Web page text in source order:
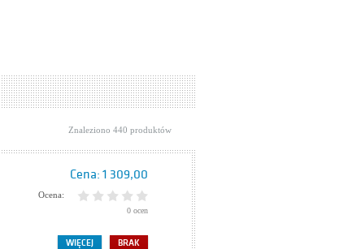
Znaleziono 440 produktów
Cena: 1 309,00
Ocena:
0 ocen
BRAK
WIĘCEJ